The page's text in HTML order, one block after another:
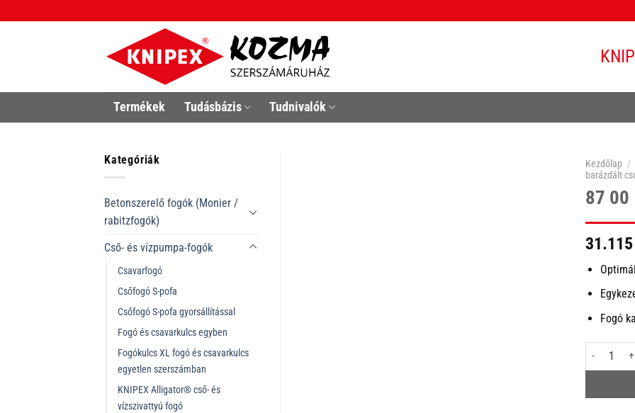
to
Termékek Tudásbázis Tudnivalók
Kategóriák
Betonszerelő fogók (Monier /
rabitzfogók)
Cső- és vízpumpa-fogók
Csavarfogó
Csőfogó S-pofa
Csőfogó S-pofa gyorsállítással
Fogó és csavarkulcs egyben
Fogókulcs XL fogó és csavarkulcs
egyetlen szerszámban
KNIPEX Alligator® cső- és
vízszivattyú fogó
Kezdőlap /
barázdált
87 00
31.115
Fogó
87 00 100